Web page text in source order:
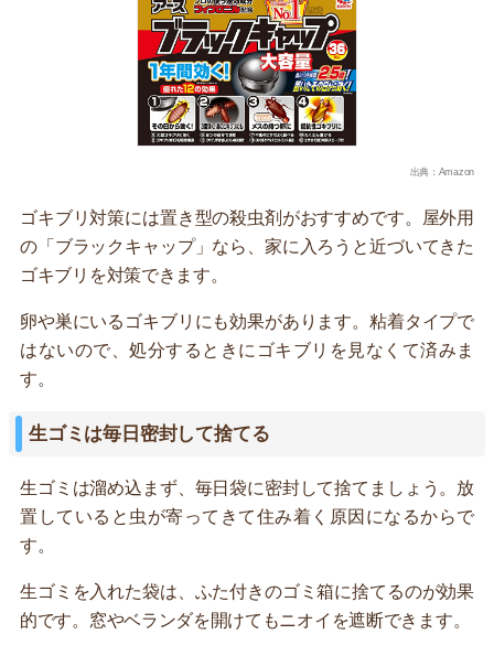
出典：Amazon
ゴキブリ対策には置き型の殺虫剤がおすすめです。屋外用
の「ブラックキャップ」なら、家に入ろうと近づいてきた
ゴキブリを対策できます。
卵や巣にいるゴキブリにも効果があります。粘着タイプで
はないので、処分するときにゴキブリを見なくて済みま
す。
生ゴミは毎日密封して捨てる
生ゴミは溜め込まず、毎日袋に密封して捨てましょう。放
置していると虫が寄ってきて住み着く原因になるからで
す。
生ゴミを入れた袋は、ふた付きのゴミ箱に捨てるのが効果
的です。窓やベランダを開けてもニオイを遮断できます。